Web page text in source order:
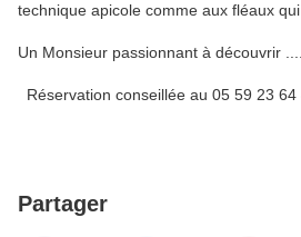
technique apicole comme aux fléaux
Un Monsieur passionnant à découvrir ....
Réservation conseillée au 05 59 23 64
Partager